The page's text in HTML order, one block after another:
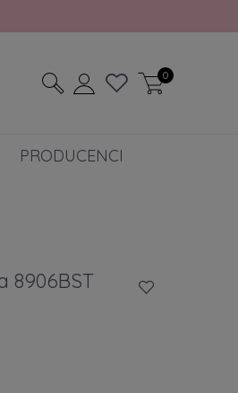
0
PRODUCENCI
8906BST